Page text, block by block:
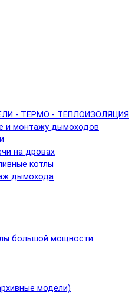
- ТЕРМО - ТЕПЛОИЗОЛЯЦИЯ
и монтажу дымоходов
на дровах
котлы
дымохода
большой мощности
модели)